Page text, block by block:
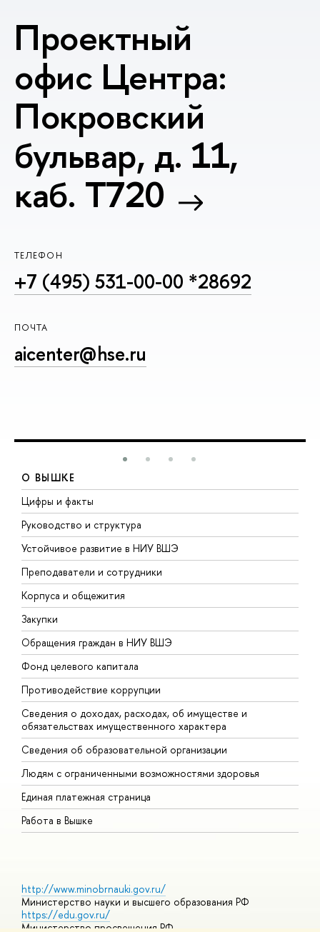
Проектный
офис Центра:
Покровский
бульвар, д. 11,
каб. T720
ТЕЛЕФОН
+7 (495) 531-00-00 *28692
ПОЧТА
aicenter@hse.ru
О ВЫШКЕ
Цифры и факты
Руководство и структура
Устойчивое развитие в НИУ ВШЭ
Преподаватели и сотрудники
Корпуса и общежития
Закупки
Обращения граждан в НИУ ВШЭ
Фонд целевого капитала
Противодействие коррупции
Сведения о доходах, расходах, об имуществе и
обязательствах имущественного характера
Сведения об образовательной организации
Людям с ограниченными возможностями здоровья
Единая платежная страница
Работа в Вышке
http://www.minobrnauki.gov.ru/
Министерство науки и высшего образования РФ
https://edu.gov.ru/
Министерство просвещения РФ